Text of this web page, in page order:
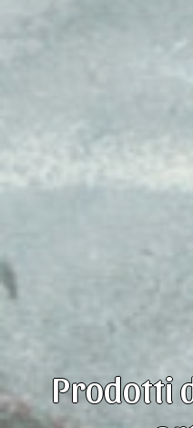
Prodotti